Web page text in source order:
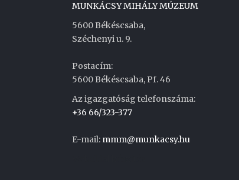
MUNKÁCSY MIHÁLY MÚZEUM
5600 Békéscsaba,
Széchenyi u. 9.
Postacím:
5600 Békéscsaba, Pf. 46
Az igazgatóság telefonszáma:
+36 66/323-377
E-mail: mmm@munkacsy.hu